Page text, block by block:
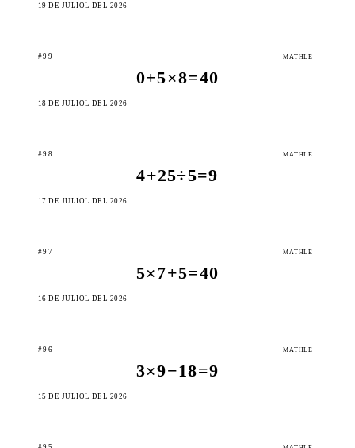
19 DE JULIOL DEL 2026
#99 MATHLE
0+5×8=40
18 DE JULIOL DEL 2026
#98 MATHLE
4+25÷5=9
17 DE JULIOL DEL 2026
#97 MATHLE
5×7+5=40
16 DE JULIOL DEL 2026
#96 MATHLE
3×9−18=9
15 DE JULIOL DEL 2026